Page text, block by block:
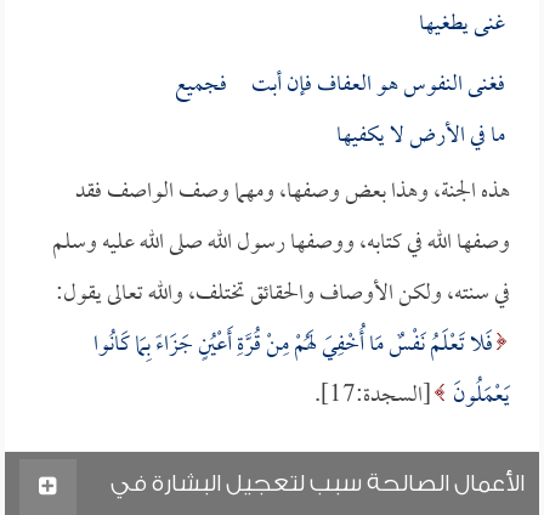
غنى يطغيها
فغنى النفوس هو العفاف فإن أبت فجميع
ما في الأرض لا يكفيها
هذه الجنة، وهذا بعض وصفها، ومهما وصف الواصف فقد
وصفها الله في كتابه، ووصفها رسول الله صلى الله عليه وسلم
في سنته، ولكن الأوصاف والحقائق تختلف، والله تعالى يقول:
فَلا تَعْلَمُ نَفْسٌ مَا أُخْفِيَ لَهُمْ مِنْ قُرَّةِ أَعْيُنٍ جَزَاءً بِمَا كَانُوا
يَعْمَلُونَ [السجدة:17].
الأعمال الصالحة سبب لتعجيل البشارة في